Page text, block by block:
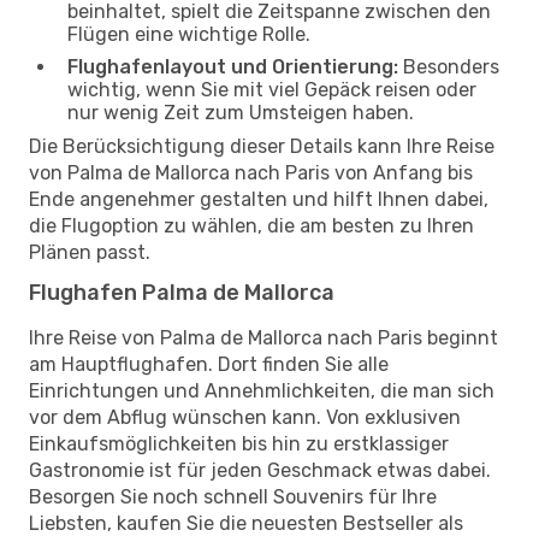
beinhaltet, spielt die Zeitspanne zwischen den
Flügen eine wichtige Rolle.
Flughafenlayout und Orientierung: Besonders
wichtig, wenn Sie mit viel Gepäck reisen oder
nur wenig Zeit zum Umsteigen haben.
Die Berücksichtigung dieser Details kann Ihre Reise
von Palma de Mallorca nach Paris von Anfang bis
Ende angenehmer gestalten und hilft Ihnen dabei,
die Flugoption zu wählen, die am besten zu Ihren
Plänen passt.
Flughafen Palma de Mallorca
Ihre Reise von Palma de Mallorca nach Paris beginnt
am Hauptflughafen. Dort finden Sie alle
Einrichtungen und Annehmlichkeiten, die man sich
vor dem Abflug wünschen kann. Von exklusiven
Einkaufsmöglichkeiten bis hin zu erstklassiger
Gastronomie ist für jeden Geschmack etwas dabei.
Besorgen Sie noch schnell Souvenirs für Ihre
Liebsten, kaufen Sie die neuesten Bestseller als